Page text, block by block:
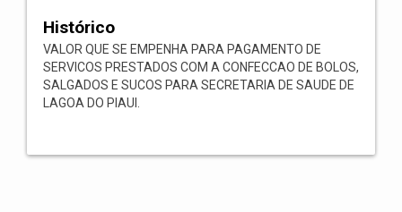
Histórico
VALOR QUE SE EMPENHA PARA PAGAMENTO DE
SERVICOS PRESTADOS COM A CONFECCAO DE BOLOS,
SALGADOS E SUCOS PARA SECRETARIA DE SAUDE DE
LAGOA DO PIAUI.